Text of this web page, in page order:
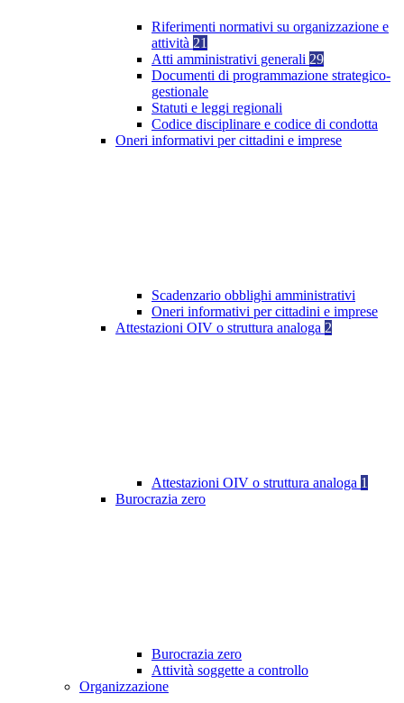
Riferimenti normativi su organizzazione e
attività 21
Atti amministrativi generali 29
Documenti di programmazione strategico-
gestionale
Statuti e leggi regionali
Codice disciplinare e codice di condotta
Oneri informativi per cittadini e imprese
Scadenzario obblighi amministrativi
Oneri informativi per cittadini e imprese
Attestazioni OIV o struttura analoga 2
Attestazioni OIV o struttura analoga 1
Burocrazia zero
Burocrazia zero
Attività soggette a controllo
Organizzazione